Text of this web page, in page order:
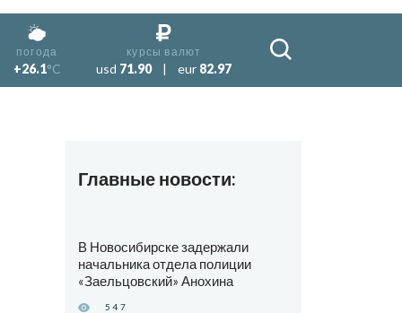
погода
+26.1°C
курсы валют
usd 71.90 | eur 82.97
Главные новости:
В Новосибирске задержали
начальника отдела полиции
«Заельцовский» Анохина
547